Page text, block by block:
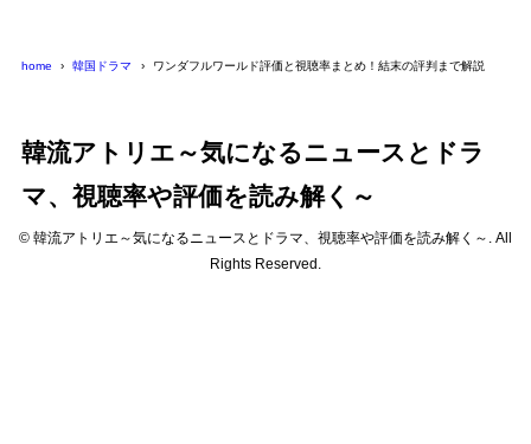
home 韓国ドラマ ワンダフルワールド評価と視聴率まとめ！結末の評判まで解説
韓流アトリエ～気になるニュースとドラ
マ、視聴率や評価を読み解く～
© 韓流アトリエ～気になるニュースとドラマ、視聴率や評価を読み解く～. All
Rights Reserved.